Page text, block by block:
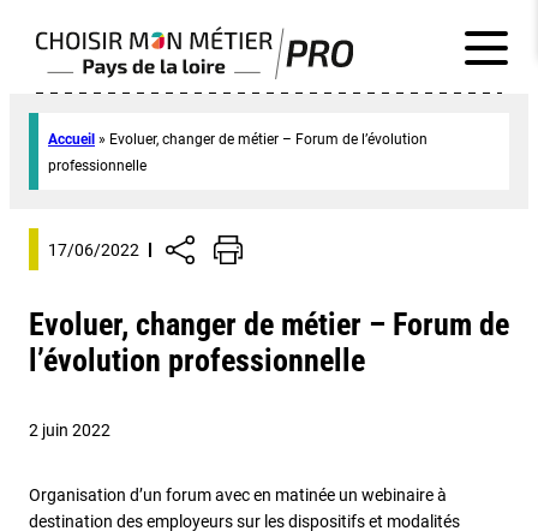
Accueil » Evoluer, changer de métier – Forum de l’évolution
professionnelle
17/06/2022
Evoluer, changer de métier – Forum de
l’évolution professionnelle
2 juin 2022
Organisation d’un forum avec en matinée un webinaire à
destination des employeurs sur les dispositifs et modalités